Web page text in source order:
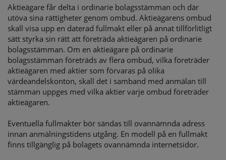
Aktieägare får delta i ordinarie bolagsstämman och där
utöva sina rättigheter genom ombud. Aktieägarens ombud
skall visa upp en daterad fullmakt eller på annat tillförlitligt
sätt styrka sin rätt att företräda aktieägaren på ordinarie
bolagsstämman. Om en aktieägare på ordinarie
bolagsstämman företräds av flera ombud, vilka företräder
aktieägaren med aktier som förvaras på olika
värdeandelskonton, skall det i samband med anmälan till
stämman uppges med vilka aktier varje ombud företräder
aktieägaren.
Eventuella fullmakter bör sändas till ovannämnda adress
innan anmälningstidens utgång. En modell på en fullmakt
finns tillgänglig på bolagets ovannämnda internetsidor.